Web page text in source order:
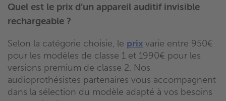
Quel est le prix d’un appareil auditif invisible
rechargeable ?
Selon la catégorie choisie, le prix varie entre 950€
pour les modèles de classe 1 et 1990€ pour les
versions premium de classe 2. Nos
audioprothésistes partenaires vous accompagnent
dans la sélection du modèle adapté à vos besoins